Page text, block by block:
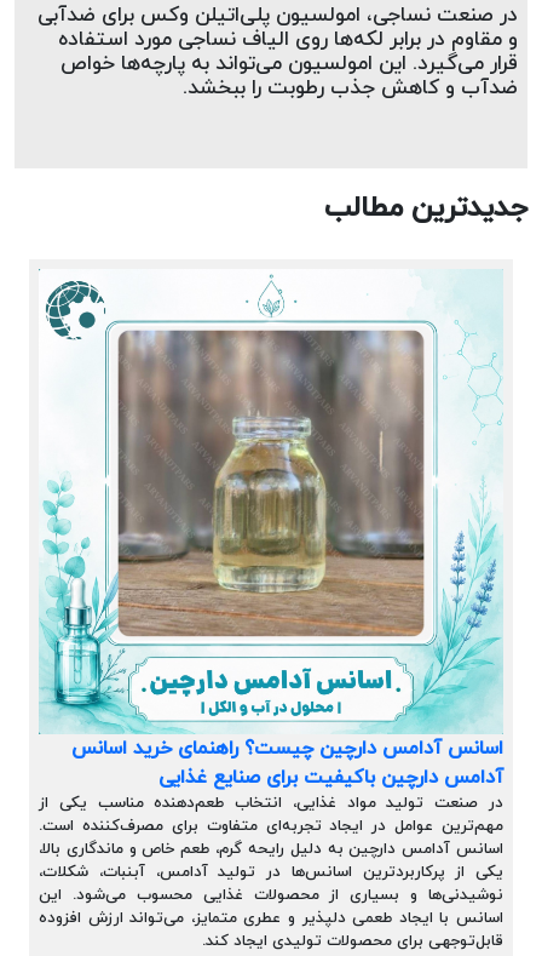
در صنعت نساجی، امولسیون پلی‌اتیلن وکس برای ضدآبی
و مقاوم در برابر لکه‌ها روی الیاف نساجی مورد استفاده
قرار می‌گیرد. این امولسیون می‌تواند به پارچه‌ها خواص
ضدآب و کاهش جذب رطوبت را ببخشد.
جدیدترین مطالب
اسانس آدامس دارچین چیست؟ راهنمای خرید اسانس
آدامس دارچین باکیفیت برای صنایع غذایی
در صنعت تولید مواد غذایی، انتخاب طعم‌دهنده مناسب یکی از
مهم‌ترین عوامل در ایجاد تجربه‌ای متفاوت برای مصرف‌کننده است.
اسانس آدامس دارچین به دلیل رایحه گرم، طعم خاص و ماندگاری بالا،
یکی از پرکاربردترین اسانس‌ها در تولید آدامس، آبنبات، شکلات،
نوشیدنی‌ها و بسیاری از محصولات غذایی محسوب می‌شود. این
اسانس با ایجاد طعمی دلپذیر و عطری متمایز، می‌تواند ارزش افزوده
قابل‌توجهی برای محصولات تولیدی ایجاد کند.